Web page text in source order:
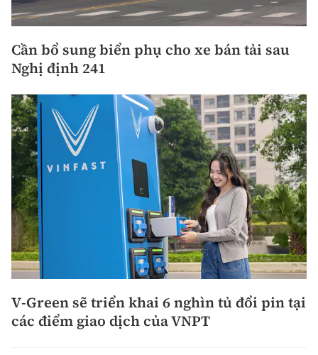
Cần bổ sung biển phụ cho xe bán tải sau
Nghị định 241
V-Green sẽ triển khai 6 nghìn tủ đổi pin tại
các điểm giao dịch của VNPT